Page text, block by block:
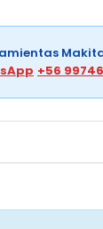
Makita
+56